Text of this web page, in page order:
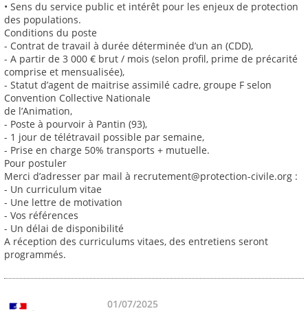
• Sens du service public et intérêt pour les enjeux de protection
des populations.
Conditions du poste
- Contrat de travail à durée déterminée d’un an (CDD),
- A partir de 3 000 € brut / mois (selon profil, prime de précarité
comprise et mensualisée),
- Statut d’agent de maitrise assimilé cadre, groupe F selon
Convention Collective Nationale
de l’Animation,
- Poste à pourvoir à Pantin (93),
- 1 jour de télétravail possible par semaine,
- Prise en charge 50% transports + mutuelle.
Pour postuler
Merci d’adresser par mail à recrutement@protection-civile.org :
- Un curriculum vitae
- Une lettre de motivation
- Vos références
- Un délai de disponibilité
A réception des curriculums vitaes, des entretiens seront
programmés.
01/07/2025